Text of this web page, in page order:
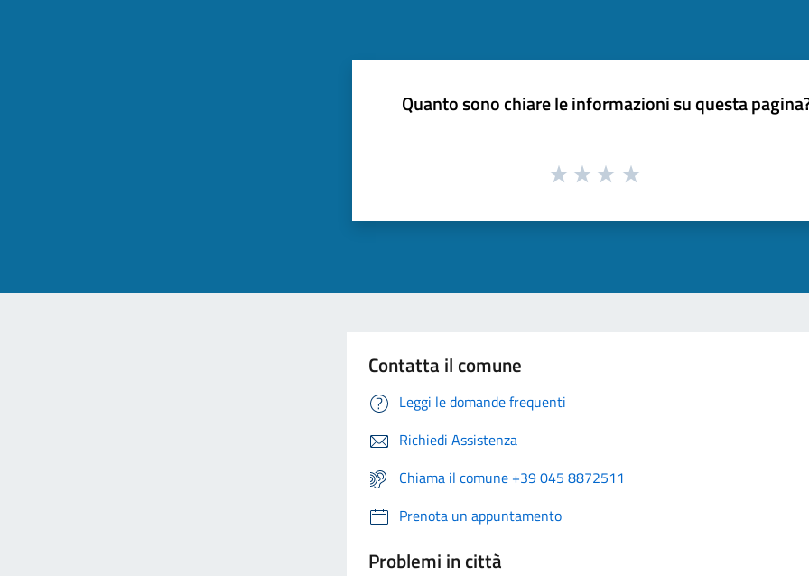
Quanto sono chiare le informazioni su questa
Contatta il comune
Leggi le domande frequenti
Richiedi Assistenza
Chiama il comune +39 045 8872511
Prenota un appuntamento
Problemi in città